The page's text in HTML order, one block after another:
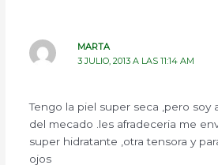
MARTA
3 JULIO, 2013 A LAS 11:14 AM
Tengo la piel super seca ,pero soy
del mecado .les afradeceria me
super hidratante ,otra tensora y
ojos